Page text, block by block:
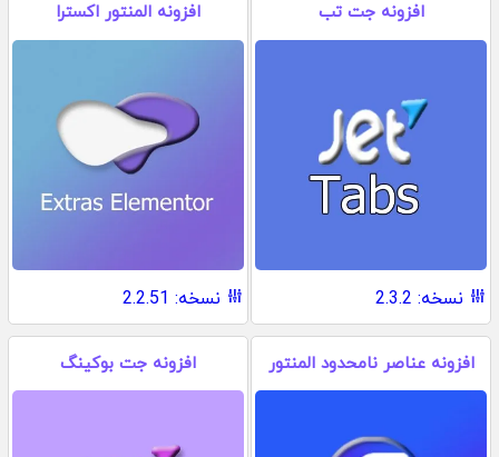
افزونه جت تب
نسخه: 2.3.2
افزونه المنتور اکسترا
نسخه: 2.2.51
افزونه عناصر نامحدود المنتور افزونه جت بوکینگ